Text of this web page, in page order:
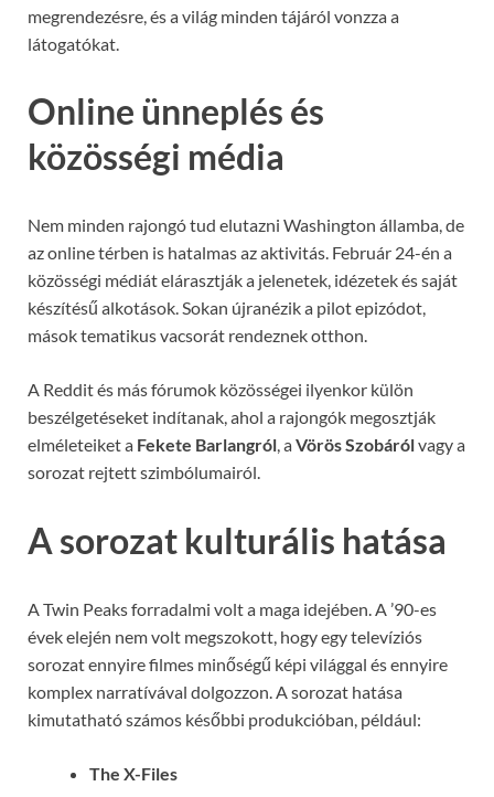
megrendezésre, és a világ minden tájáról vonzza a
látogatókat.
Online ünneplés és
közösségi média
Nem minden rajongó tud elutazni Washington államba, de
az online térben is hatalmas az aktivitás. Február 24-én a
közösségi médiát elárasztják a jelenetek, idézetek és saját
készítésű alkotások. Sokan újranézik a pilot epizódot,
mások tematikus vacsorát rendeznek otthon.
A Reddit és más fórumok közösségei ilyenkor külön
beszélgetéseket indítanak, ahol a rajongók megosztják
elméleteiket a Fekete Barlangról, aVörös Szobárólvagy a
sorozat rejtett szimbólumairól.
A sorozat kulturális hatása
A Twin Peaks forradalmi volt a maga idejében. A ’90-es
évek elején nem volt megszokott, hogy egy televíziós
sorozat ennyire filmes minőségű képi világgal és ennyire
komplex narratívával dolgozzon. A sorozat hatása
kimutatható számos későbbi produkcióban, például:
The X-Files